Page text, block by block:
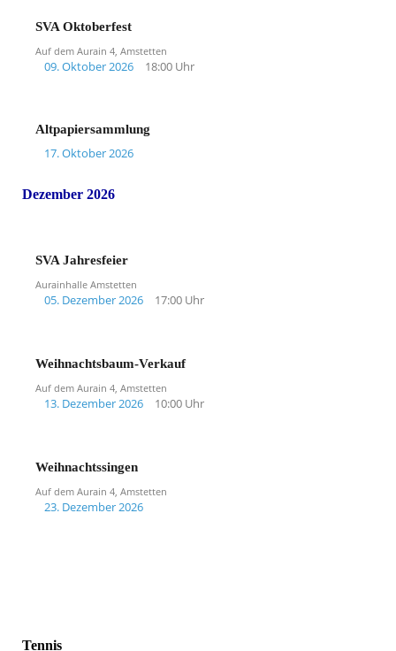
SVA Oktoberfest
Auf dem Aurain 4, Amstetten
09. Oktober 2026 18:00 Uhr
Altpapiersammlung
17. Oktober 2026
Dezember 2026
SVA Jahresfeier
Aurainhalle Amstetten
05. Dezember 2026 17:00 Uhr
Weihnachtsbaum-Verkauf
Auf dem Aurain 4, Amstetten
13. Dezember 2026 10:00 Uhr
Weihnachtssingen
Auf dem Aurain 4, Amstetten
23. Dezember 2026
Tennis